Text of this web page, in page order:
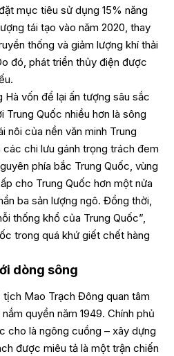
mục tiêu sử dụng 15% năng
tái tạo vào năm 2020, thay
thống và giảm lượng khí thải
đó, phát triển thủy điện được
vốn để lại ấn tượng sâu sắc
Trung Quốc nhiều hơn là sông
nôi của nền văn minh Trung
các chi lưu gánh trọng trách đem
phía bắc Trung Quốc, vùng
cho Trung Quốc hơn một nửa
ba sản lượng ngô. Đồng thời,
thống khổ của Trung Quốc”,
trong quá khứ giết chết hàng
dòng sông
Mao Trạch Đông quan tâm
quyền năm 1949. Chính phủ
cho là ngông cuồng – xây dựng
được miêu tả là một trận chiến